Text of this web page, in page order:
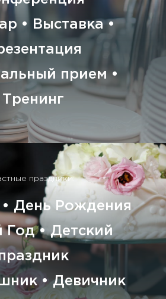
• Выставка •
прием •
Тренинг
праздники:
День Рождения
Год • Детский
• Девичник